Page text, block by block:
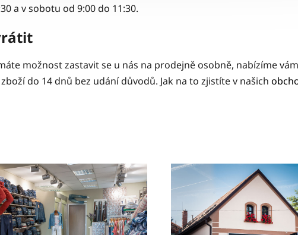
a v sobotu od 9:00 do 11:30.
možnost zastavit se u nás na prodejně osobně, nabízíme
do 14 dnů bez udání důvodů. Jak na to zjistíte v našich